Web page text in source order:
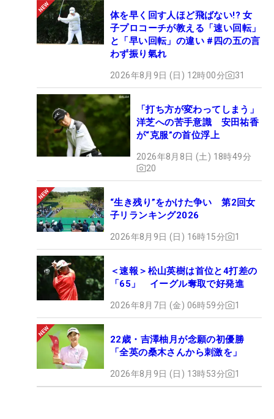
体を早く回す人ほど飛ばない!? 女
子プロコーチが教える「速い回転」
と「早い回転」の違い #四の五の言
わず振り氣れ
2026年8月9日 (日) 12時00分 31
「打ち方が変わってしまう」
洋芝への苦手意識 安田祐香
が“克服”の首位浮上
2026年8月8日 (土) 18時49分
20
“生き残り”をかけた争い 第2回女
子リランキング2026
2026年8月9日 (日) 16時15分 1
＜速報＞松山英樹は首位と4打差の
「65」 イーグル奪取で好発進
2026年8月7日 (金) 06時59分 1
22歳・吉澤柚月が念願の初優勝
「全英の桑木さんから刺激を」
2026年8月9日 (日) 13時53分 1